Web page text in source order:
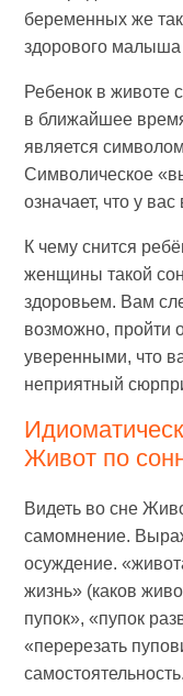
беременных же
здорового малыша
Ребенок в животе
в ближайшее
является
Символическое
означает, что у
К чему снится
женщины такой
здоровьем. Вам
возможно, пройти
уверенными, что
неприятный
Живот по
Видеть во сне
самомнение.
осуждение.
жизнь» (каков
пупок», «пупок
«перерезать